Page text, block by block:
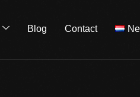
Blog Contact